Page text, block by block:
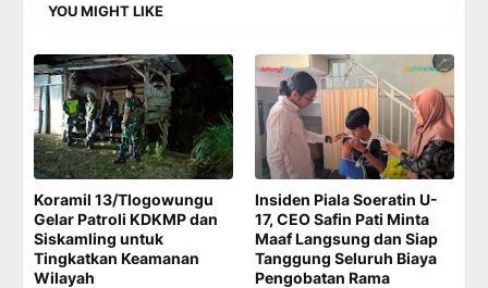
YOU MIGHT LIKE
Koramil 13/Tlogowungu
Gelar Patroli KDKMP dan
Siskamling untuk
Tingkatkan Keamanan
Wilayah
Insiden Piala Soeratin U-
17, CEO Safin Pati Minta
Maaf Langsung dan Siap
Tanggung Seluruh Biaya
Pengobatan Rama